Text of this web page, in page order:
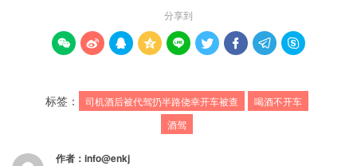
分享到
        
标签： 司机酒后被代驾扔半路侥幸开车被查
喝酒不开车
酒驾
作者： info@enkj